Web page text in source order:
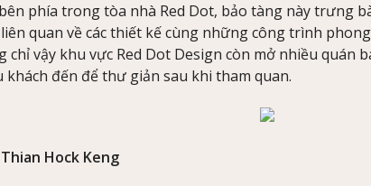
phía trong tòa nhà Red Dot, bảo tàng này trưng
quan về các thiết kế cùng những công trình
chỉ vậy khu vực Red Dot Design còn mở nhiều quán
khách đến để thư giản sau khi tham quan.
Hock Keng